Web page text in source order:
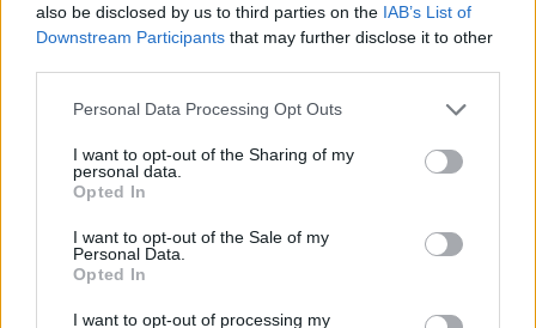
also be disclosed by us to third parties on the IAB’s List of
Downstream Participants that may further disclose it to other
Personal Data Processing Opt Outs
I want to opt-out of the Sharing of my
personal data.
Opted In
I want to opt-out of the Sale of my
Personal Data.
Opted In
I want to opt-out of processing my
Itali shpërthen në lot në
detyrohen të kërkojnë
kurim jashtë vendit
qytetarëve nga protesta:
Shqipërinë, ka ardhur